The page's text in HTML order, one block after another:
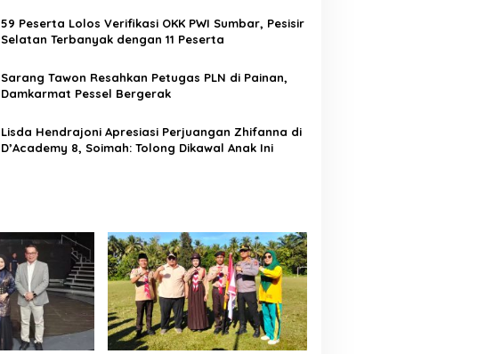
59 Peserta Lolos Verifikasi OKK PWI Sumbar, Pesisir
Selatan Terbanyak dengan 11 Peserta
Sarang Tawon Resahkan Petugas PLN di Painan,
Damkarmat Pessel Bergerak
Lisda Hendrajoni Apresiasi Perjuangan Zhifanna di
D’Academy 8, Soimah: Tolong Dikawal Anak Ini